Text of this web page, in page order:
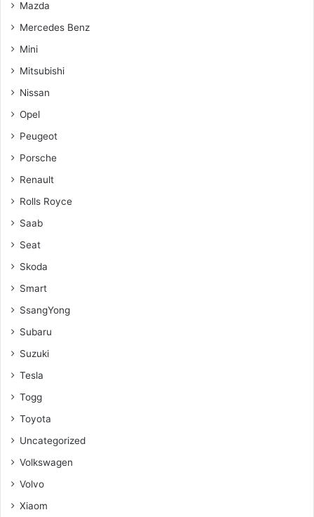
Mazda
Mercedes Benz
Mini
Mitsubishi
Nissan
Opel
Peugeot
Porsche
Renault
Rolls Royce
Saab
Seat
Skoda
Smart
SsangYong
Subaru
Suzuki
Tesla
Togg
Toyota
Uncategorized
Volkswagen
Volvo
Xiaom